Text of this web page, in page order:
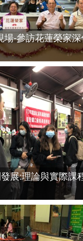
場-參訪花蓮榮家深
展:理論與實際課